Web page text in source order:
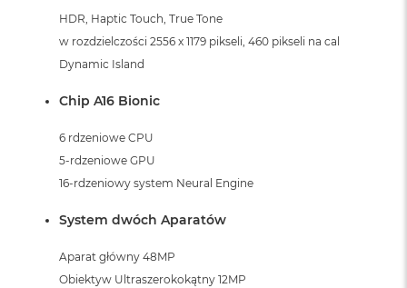
HDR, Haptic Touch, True Tone
w rozdzielczości 2556 x 1179 pikseli, 460 pikseli na cal
Dynamic Island
Chip A16 Bionic
6 rdzeniowe CPU
5-rdzeniowe GPU
16-rdzeniowy system Neural Engine
System dwóch Aparatów
Aparat główny 48MP
Obiektyw Ultraszerokokątny 12MP